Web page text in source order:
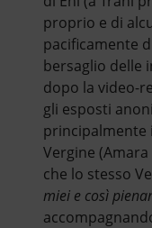
proprio e di
pacificamente
bersaglio delle
dopo la video-
gli esposti
principalmente
Vergine
che lo stesso
miei e così